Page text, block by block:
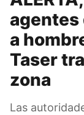
agentes
a
Taser
zona
Las